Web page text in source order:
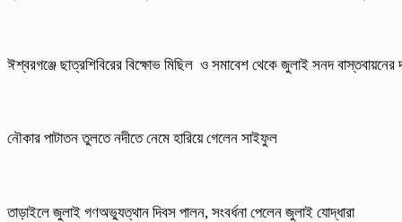
ঈশ্বরগঞ্জে ছাত্রশিবিরের বিক্ষোভ মিছিল ও সমাবেশ থেকে জুলাই সনদ বাস্তবায়নের
নৌকার পাটাতন তুলতে নদীতে নেমে হারিয়ে গেলেন সাইফুল
তাড়াইলে জুলাই গণঅভ্যুত্থান দিবস পালন, সংবর্ধনা পেলেন জুলাই যোদ্ধারা